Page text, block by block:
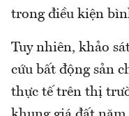
trong điều kiện
Tuy nhiên, khảo
cứu bất động sản
thực tế trên thị